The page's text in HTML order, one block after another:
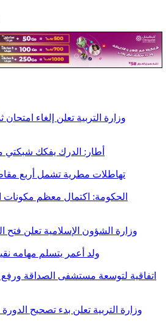
وزارة التربية تعلن إلغاء
أطار: الدرك يفكك شبكتي
تهاطلات مطرية تشمل أربع
الحكومة: اكتمال معظم مكونات
وزارة الشؤون الإسلامية تعلن فتح
ولد أعمر يتسلم مهامه
وزارة التربية تعلن بدء تصحيح الدورة